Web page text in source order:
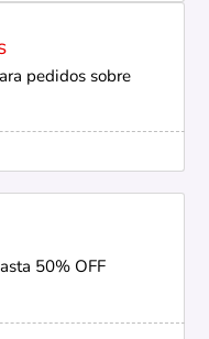
pedidos sobre
50% OFF